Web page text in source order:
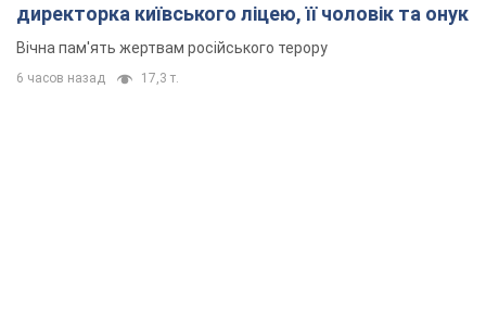
директорка київського ліцею, її чоловік та онук
Вічна пам'ять жертвам російського терору
6 часов назад 17,3 т.